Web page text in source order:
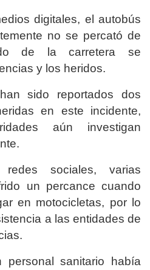
digitales, el autobús
no se percató de
de la carretera se
y los heridos.
sido reportados dos
en este incidente,
aún investigan
sociales, varias
un percance cuando
en motocicletas, por lo
a las entidades de
personal sanitario había